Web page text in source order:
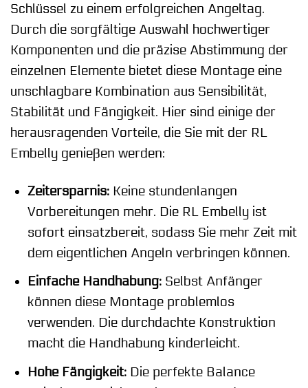
Schlüssel zu einem erfolgreichen Angeltag.
Durch die sorgfältige Auswahl hochwertiger
Komponenten und die präzise Abstimmung der
einzelnen Elemente bietet diese Montage eine
unschlagbare Kombination aus Sensibilität,
Stabilität und Fängigkeit. Hier sind einige der
herausragenden Vorteile, die Sie mit der RL
Embelly genießen werden:
Zeitersparnis:Keine stundenlangen
Vorbereitungen mehr. Die RL Embelly ist
sofort einsatzbereit, sodass Sie mehr Zeit mit
dem eigentlichen Angeln verbringen können.
Einfache Handhabung:Selbst Anfänger
können diese Montage problemlos
verwenden. Die durchdachte Konstruktion
macht die Handhabung kinderleicht.
Hohe Fängigkeit:Die perfekte Balance